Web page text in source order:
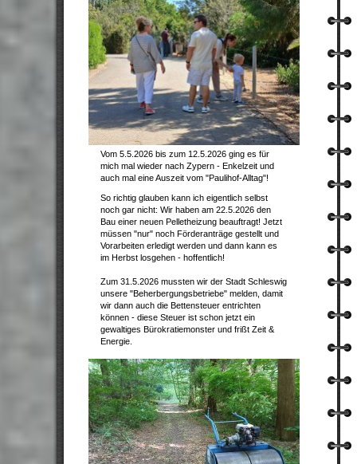
Vom 5.5.2026 bis zum 12.5.2026 ging es für
mich mal wieder nach Zypern - Enkelzeit und
auch mal eine Auszeit vom "Paulihof-Alltag"!
So richtig glauben kann ich eigentlich selbst
noch gar nicht: Wir haben am 22.5.2026 den
Bau einer neuen Pelletheizung beauftragt! Jetzt
müssen "nur" noch Förderanträge gestellt und
Vorarbeiten erledigt werden und dann kann es
im Herbst losgehen - hoffentlich!
Zum 31.5.2026 mussten wir der Stadt Schleswig
unsere "Beherbergungsbetriebe" melden, damit
wir dann auch die Bettensteuer entrichten
können - diese Steuer ist schon jetzt ein
gewaltiges Bürokratiemonster und frißt Zeit &
Energie.